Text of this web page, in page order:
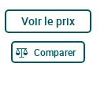
Voir le prix
Comparer